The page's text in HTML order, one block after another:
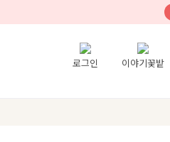
로그인 이야기꽃밭